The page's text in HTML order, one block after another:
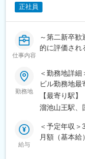
変更の範囲：
■業務の特徴：
・問い合わせ
・営業部と
見積依頼の問
日に届くが
す。
■組織構成：
事務担当が
ムワークを重
正社員
仕事内容
～第二新卒
的に評価され
■業務内容
当社の総務
＜ご入社後す
・郵便受信・
・事務備品
・社宅・独身
勤務地
＜勤務地詳
ビル勤務地
策：屋内全
【最寄り駅】
溜池山王駅、
給与
＜予定年収
月額（基本